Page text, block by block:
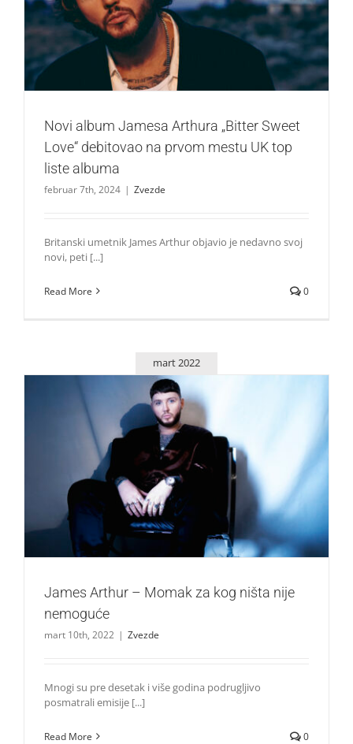
na prvom mestu UK top liste albuma
Zvezde
Novi album Jamesa Arthura „Bitter Sweet
Love“ debitovao na prvom mestu UK top
liste albuma
februar 7th, 2024 | Zvezde
Britanski umetnik James Arthur objavio je nedavno svoj
novi, peti [...]
Read More 0
mart 2022
James Arthur – Momak za kog ništa nije nemoguće
Zvezde
James Arthur – Momak za kog ništa nije
nemoguće
mart 10th, 2022 | Zvezde
Mnogi su pre desetak i više godina podrugljivo
posmatrali emisije [...]
Read More 0